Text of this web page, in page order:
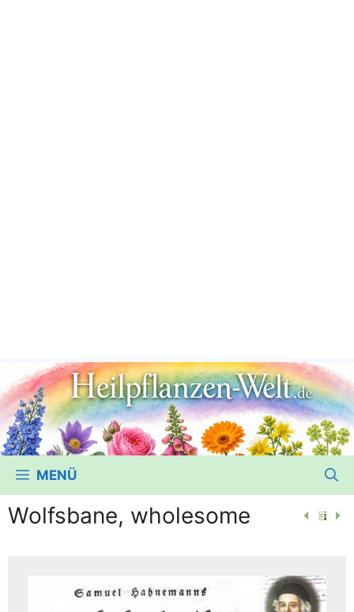
MENÜ
Wolfsbane, wholesome